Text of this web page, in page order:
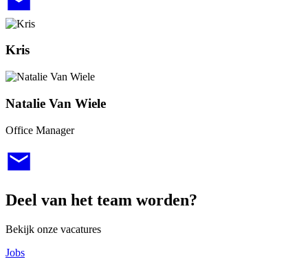
Kris
Natalie Van Wiele
Office Manager
Deel van het team worden?
Bekijk onze vacatures
Jobs